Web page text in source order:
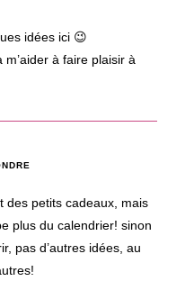
idées ici 😉
à faire plaisir à
des petits cadeaux, mais
plus du calendrier! sinon
pas d’autres idées, au